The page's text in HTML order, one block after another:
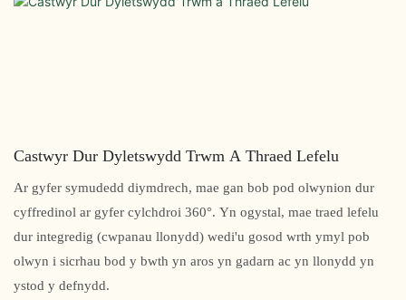
Castwyr Dur Dyletswydd Trwm A Thraed Lefelu
Ar gyfer symudedd diymdrech, mae gan bob pod olwynion dur
cyffredinol ar gyfer cylchdroi 360°. Yn ogystal, mae traed lefelu
dur integredig (cwpanau llonydd) wedi'u gosod wrth ymyl pob
olwyn i sicrhau bod y bwth yn aros yn gadarn ac yn llonydd yn
ystod y defnydd.